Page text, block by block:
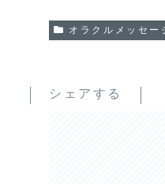
オラクルメッセー
シェアする